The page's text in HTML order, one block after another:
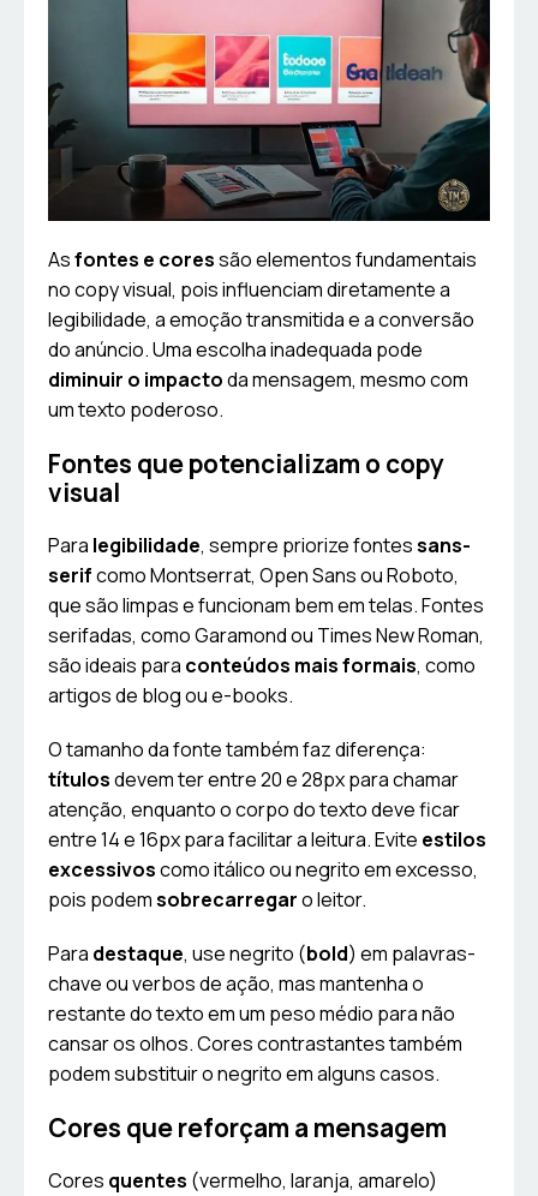
Asfontes e coressão elementos fundamentais
no copy visual, pois influenciam diretamente a
legibilidade, a emoção transmitida e a conversão
do anúncio. Uma escolha inadequada pode
diminuir o impactoda mensagem, mesmo com
um texto poderoso.
Fontes que potencializam o copy
visual
Para legibilidade, sempre priorize fontessans-
serifcomo Montserrat, Open Sans ou Roboto,
que são limpas e funcionam bem em telas. Fontes
serifadas, como Garamond ou Times New Roman,
são ideais para conteúdos mais formais, como
artigos de blog ou e-books.
O tamanho da fonte também faz diferença:
títulosdevem ter entre 20 e 28px para chamar
atenção, enquanto o corpo do texto deve ficar
entre 14 e 16px para facilitar a leitura. Evite estilos
excessivoscomo itálico ou negrito em excesso,
pois podemsobrecarregaro leitor.
Para destaque, use negrito (bold) em palavras-
chave ou verbos de ação, mas mantenha o
restante do texto em um peso médio para não
cansar os olhos. Cores contrastantes também
podem substituir o negrito em alguns casos.
Cores que reforçam a mensagem
Cores quentes (vermelho, laranja, amarelo)